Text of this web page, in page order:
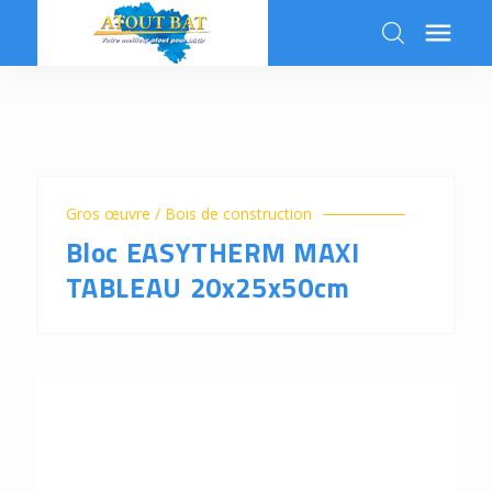
k 
Gros œuvre / Bois de construction
Bloc EASYTHERM MAXI
TABLEAU 20x25x50cm